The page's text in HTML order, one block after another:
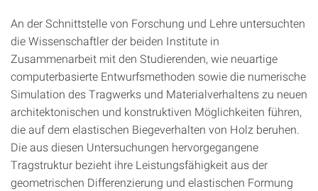
An der Schnittstelle von Forschung und Lehre untersuchten
die Wissenschaftler der beiden Institute in
Zusammenarbeit mit den Studierenden, wie neuartige
computerbasierte Entwurfsmethoden sowie die numerische
Simulation des Tragwerks und Materialverhaltens zu neuen
architektonischen und konstruktiven Möglichkeiten führen,
die auf dem elastischen Biegeverhalten von Holz beruhen.
Die aus diesen Untersuchungen hervorgegangene
Tragstruktur bezieht ihre Leistungsfähigkeit aus der
geometrischen Differenzierung und elastischen Formung